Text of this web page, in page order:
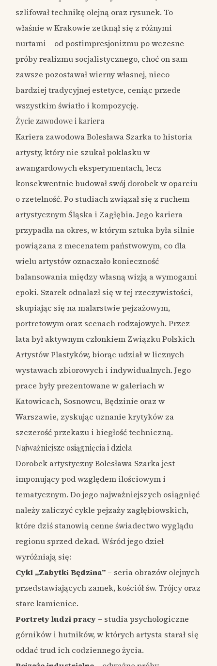
szlifował technikę olejną oraz rysunek. To
właśnie w Krakowie zetknął się z różnymi
nurtami – od postimpresjonizmu po wczesne
próby realizmu socjalistycznego, choć on sam
zawsze pozostawał wierny własnej, nieco
bardziej tradycyjnej estetyce, ceniąc przede
wszystkim światło i kompozycję.
Życie zawodowe i kariera
Kariera zawodowa Bolesława Szarka to historia
artysty, który nie szukał poklasku w
awangardowych eksperymentach, lecz
konsekwentnie budował swój dorobek w oparciu
o rzetelność. Po studiach związał się z ruchem
artystycznym Śląska i Zagłębia. Jego kariera
przypadła na okres, w którym sztuka była silnie
powiązana z mecenatem państwowym, co dla
wielu artystów oznaczało konieczność
balansowania między własną wizją a wymogami
epoki. Szarek odnalazł się w tej rzeczywistości,
skupiając się na malarstwie pejzażowym,
portretowym oraz scenach rodzajowych. Przez
lata był aktywnym członkiem Związku Polskich
Artystów Plastyków, biorąc udział w licznych
wystawach zbiorowych i indywidualnych. Jego
prace były prezentowane w galeriach w
Katowicach, Sosnowcu, Będzinie oraz w
Warszawie, zyskując uznanie krytyków za
szczerość przekazu i biegłość techniczną.
Najważniejsze osiągnięcia i dzieła
Dorobek artystyczny Bolesława Szarka jest
imponujący pod względem ilościowym i
tematycznym. Do jego najważniejszych osiągnięć
należy zaliczyć cykle pejzaży zagłębiowskich,
które dziś stanowią cenne świadectwo wyglądu
regionu sprzed dekad. Wśród jego dzieł
wyróżniają się:
Cykl „Zabytki Będzina” – seria obrazów olejnych
przedstawiających zamek, kościół św. Trójcy oraz
stare kamienice.
Portrety ludzi pracy – studia psychologiczne
górników i hutników, w których artysta starał się
oddać trud ich codziennego życia.